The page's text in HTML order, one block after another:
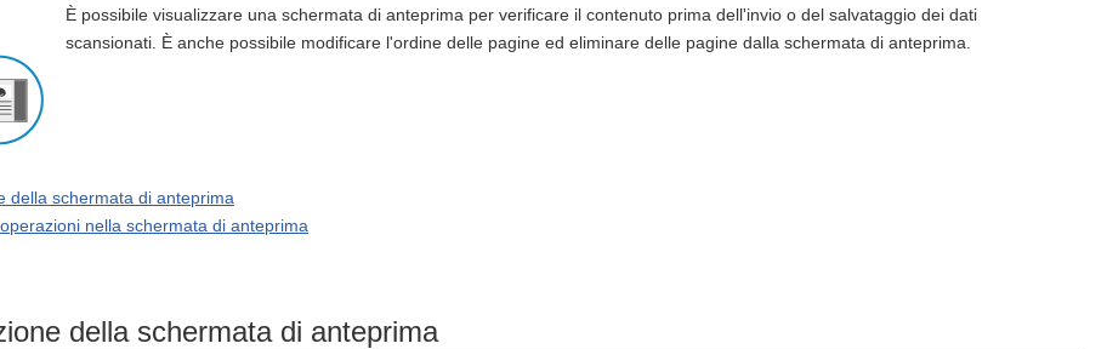
È possibile visualizzare una schermata di anteprima per verificare il contenuto prima dell'invio o del salvataggio dei dati
scansionati. È anche possibile modificare l'ordine delle pagine ed eliminare delle pagine dalla schermata di anteprima.
della schermata di anteprima
nella schermata di anteprima
della schermata di anteprima